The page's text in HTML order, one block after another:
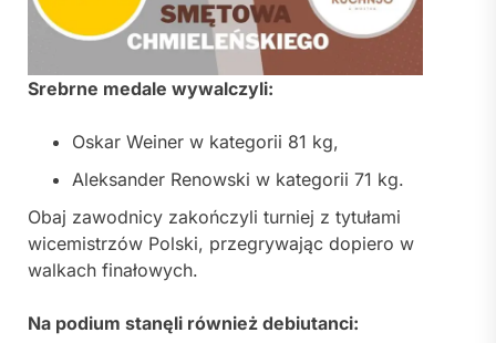
Srebrne medale wywalczyli:
Oskar Weiner w kategorii 81 kg,
Aleksander Renowski w kategorii 71 kg.
Obaj zawodnicy zakończyli turniej z tytułami
wicemistrzów Polski, przegrywając dopiero w
walkach finałowych.
Na podium stanęli również debiutanci: